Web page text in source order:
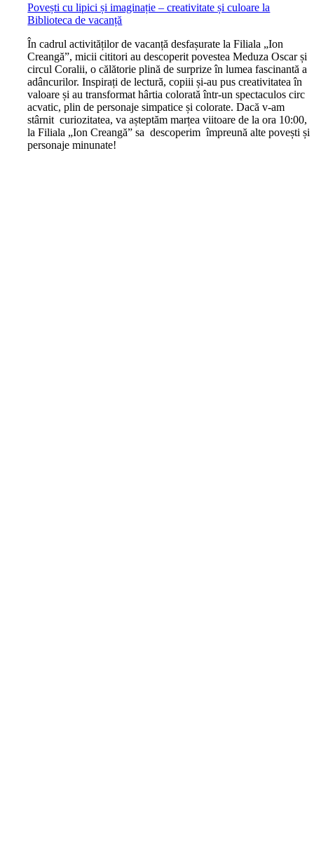
Povești cu lipici și imaginație – creativitate și culoare la
Biblioteca de vacanță
În cadrul activităților de vacanță desfașurate la Filiala „Ion
Creangă”, micii cititori au descoperit povestea Meduza Oscar și
circul Coralii, o călătorie plină de surprize în lumea fascinantă a
adâncurilor. Inspirați de lectură, copiii și-au pus creativitatea în
valoare și au transformat hârtia colorată într-un spectaculos circ
acvatic, plin de personaje simpatice și colorate. Dacă v-am
stârnit curiozitatea, va așteptăm marțea viitoare de la ora 10:00,
la Filiala „Ion Creangă” sa descoperim împreună alte povești și
personaje minunate!